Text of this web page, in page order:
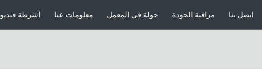
أشرطة فيديو معلومات عنا جولة في المعمل مراقبة الجودة اتصل بنا